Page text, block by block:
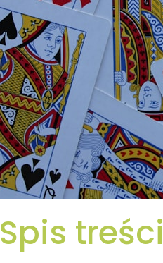
Spis treści